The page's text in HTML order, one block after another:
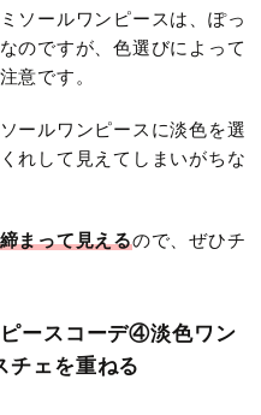
ソールワンピースは、ぽっ
のですが、色選びによって
意です。
ールワンピースに淡色を選
れして見えてしまいがちな
まって見えるので、ぜひチ
ースコーデ④淡色ワン
チェを重ねる